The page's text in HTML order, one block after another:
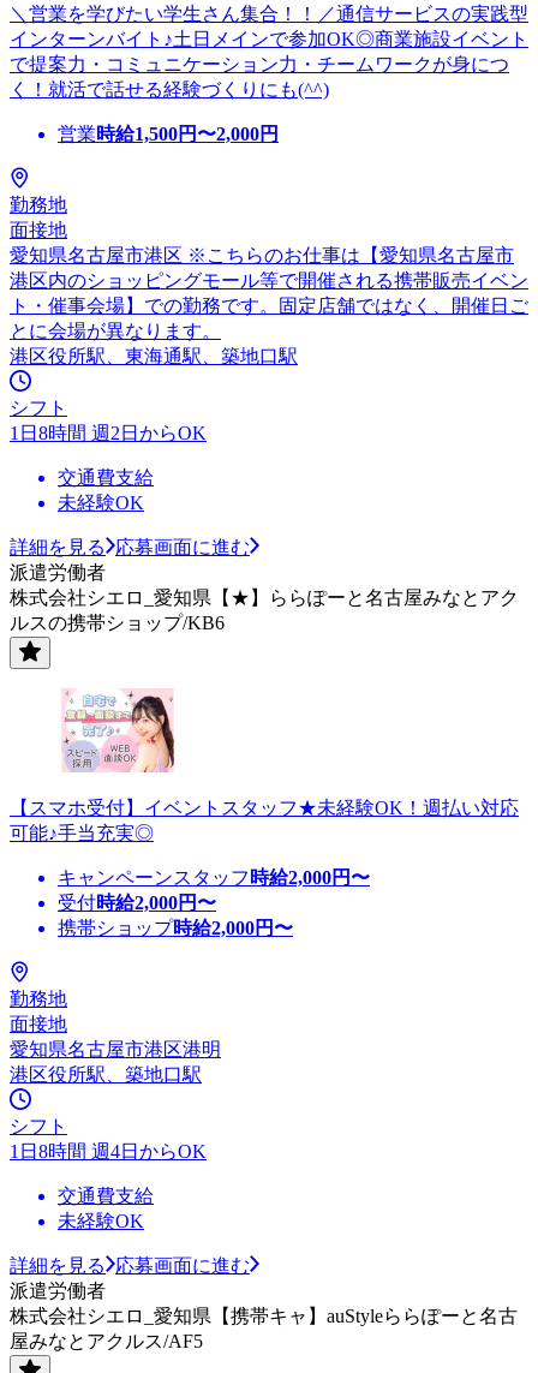
＼営業を学びたい学生さん集合！！／通信サービスの実践型
インターンバイト♪土日メインで参加OK◎商業施設イベント
で提案力・コミュニケーション力・チームワークが身につ
く！就活で話せる経験づくりにも(^^)
営業時給1,500円〜2,000円
勤務地
面接地
愛知県名古屋市港区 ※こちらのお仕事は【愛知県名古屋市
港区内のショッピングモール等で開催される携帯販売イベン
ト・催事会場】での勤務です。固定店舗ではなく、開催日ご
とに会場が異なります。
港区役所駅、東海通駅、築地口駅
シフト
1日8時間 週2日からOK
交通費支給
未経験OK
詳細を見る
応募画面に進む
派遣労働者
株式会社シエロ_愛知県【★】ららぽーと名古屋みなとアク
ルスの携帯ショップ/KB6
【スマホ受付】イベントスタッフ★未経験OK！週払い対応
可能♪手当充実◎
キャンペーンスタッフ 時給2,000円〜
受付時給2,000円〜
携帯ショップ時給2,000円〜
勤務地
面接地
愛知県名古屋市港区港明
港区役所駅、築地口駅
シフト
1日8時間 週4日からOK
交通費支給
未経験OK
詳細を見る
応募画面に進む
派遣労働者
株式会社シエロ_愛知県【携帯キャ】auStyleららぽーと名古
屋みなとアクルス/AF5